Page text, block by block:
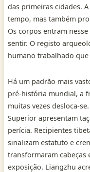
das primeiras cidades.
tempo, mas também
Os corpos entram
sentir. O registo
humano trabalhado
Há um padrão mais
pré‑história mundial, a
muitas vezes desloca-
Superior apresentam
perícia. Recipientes
sinalizam estatuto e
transformaram cabeças
exposição. Liangzhu